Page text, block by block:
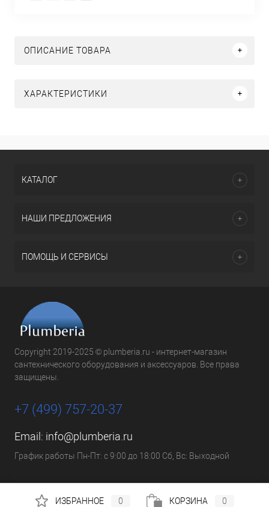
ОПИСАНИЕ ТОВАРА
ХАРАКТЕРИСТИКИ
КАТАЛОГ
НАШИ ПРЕДЛОЖЕНИЯ
ПОМОЩЬ И СЕРВИСЫ
Copyright 2019-2025 © plumberia.ru - интернет-магазин
сантехнического оборудования и аксессуаров. Все права
защищены.
+7 (499) 757-20-37
Email: info@plumberia.ru
График работы Пн-Пт: с 9:00 до 18:00 Сб, Вс: Выходной
ИЗБРАННОЕ 0 КОРЗИНА 0